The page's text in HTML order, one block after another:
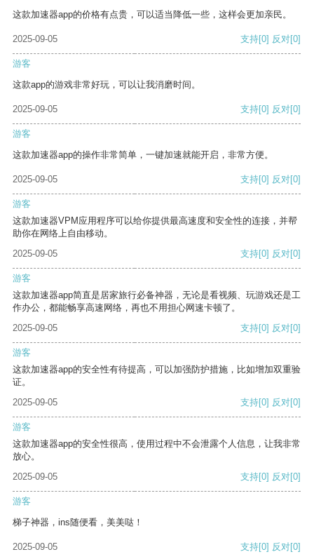
这款加速器app的价格有点贵，可以适当降低一些，这样会更加亲民。
2025-09-05 支持[0] 反对[0]
游客
这款app的游戏非常好玩，可以让我消磨时间。
2025-09-05 支持[0] 反对[0]
游客
这款加速器app的操作非常简单，一键加速就能开启，非常方便。
2025-09-05 支持[0] 反对[0]
游客
这款加速器VPM应用程序可以给你提供最高速度和安全性的连接，并帮
助你在网络上自由移动。
2025-09-05
支持[0] 反对[0]
游客
这款加速器app简直是居家旅行必备神器，无论是看视频、玩游戏还是工
作办公，都能畅享高速网络，再也不用担心网速卡顿了。
2025-09-05
支持[0] 反对[0]
游客
这款加速器app的安全性有待提高，可以加强防护措施，比如增加双重验
证。
2025-09-05
支持[0] 反对[0]
游客
这款加速器app的安全性很高，使用过程中不会泄露个人信息，让我非常
放心。
2025-09-05
支持[0] 反对[0]
游客
梯子神器，ins随便看，美美哒！
2025-09-05 支持[0] 反对[0]